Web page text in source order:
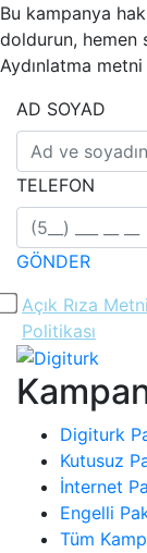
Bu kampanya
doldurun, hemen
Aydınlatma
AD SOYAD
TELEFON
GÖNDER
Açık Rıza Metni
Politikası
Digiturk
Kutusuz
İnternet
Engelli
Tüm